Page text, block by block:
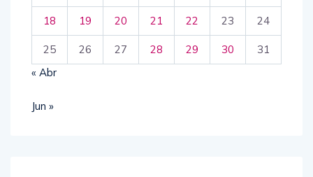
18 19 20 21 22 23 24
25 26 27 28 29 30
31
« Abr
Jun »